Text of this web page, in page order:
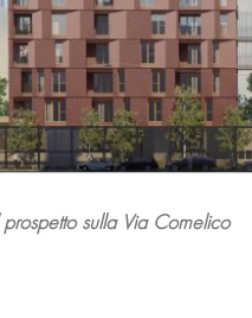
sulla Via Comelico